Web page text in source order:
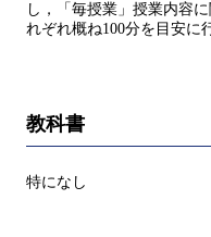
し，「毎授業」授業内容
れぞれ概ね100分を目安に
教科書
特になし